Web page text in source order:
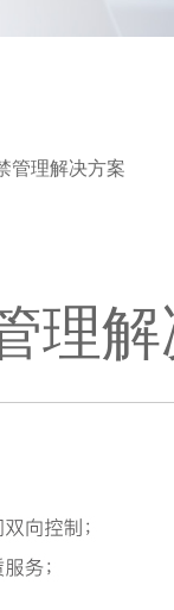
管理解决方案
理